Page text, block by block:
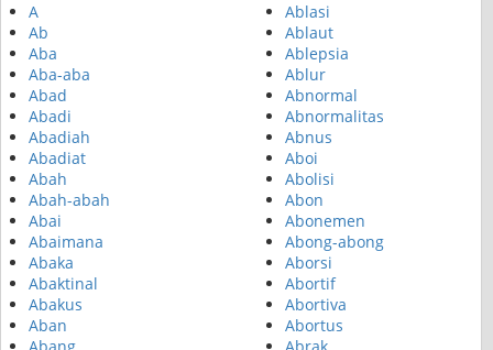
A
Ab
Aba
Aba-aba
Abad
Abadi
Abadiah
Abadiat
Abah
Abah-abah
Abai
Abaimana
Abaka
Abaktinal
Abakus
Aban
Ablasi
Ablaut
Ablepsia
Ablur
Abnormal
Abnormalitas
Abnus
Aboi
Abolisi
Abon
Abonemen
Abong-abong
Aborsi
Abortif
Abortiva
Abortus